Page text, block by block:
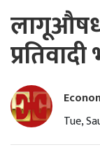
लागूऔषध
Tue,